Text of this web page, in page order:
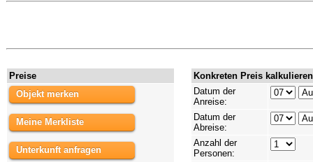
Preise
Objekt merken
Meine Merkliste
Unterkunft anfragen
Konkreten Preis kalkulieren
Datum der
Anreise:
Datum der
Abreise:
Anzahl der
Personen: